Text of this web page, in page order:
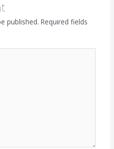
published. Required fields